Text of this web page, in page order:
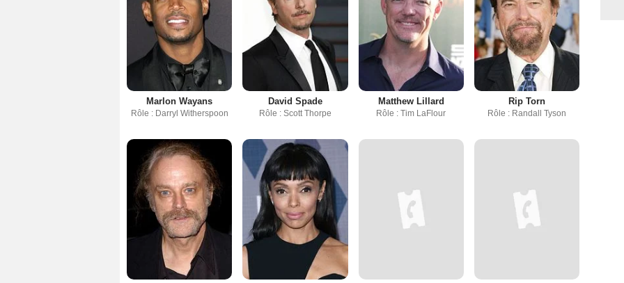
Marlon Wayans
Rôle : Darryl Witherspoon
David Spade
Rôle : Scott Thorpe
Matthew Lillard
Rôle : Tim LaFlour
Rip Torn
Rôle : Randall Tyson